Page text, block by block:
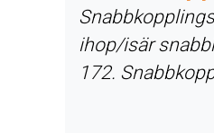
ihop/isär
172.